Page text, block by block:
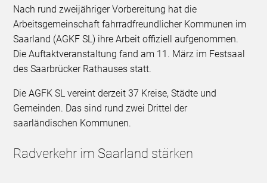
Nach rund zweijähriger Vorbereitung hat die
Arbeitsgemeinschaft fahrradfreundlicher Kommunen im
Saarland (AGKF SL) ihre Arbeit offiziell aufgenommen.
Die Auftaktveranstaltung fand am 11. März im Festsaal
des Saarbrücker Rathauses statt.
Die AGFK SL vereint derzeit 37 Kreise, Städte und
Gemeinden. Das sind rund zwei Drittel der
saarländischen Kommunen.
Radverkehr im Saarland stärken